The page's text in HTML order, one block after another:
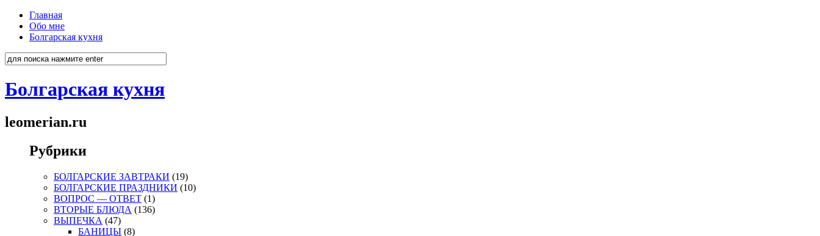
Главная
Обо мне
Болгарская кухня
Болгарская кухня
leomerian.ru
Рубрики
БОЛГАРСКИЕ ЗАВТРАКИ (19)
БОЛГАРСКИЕ ПРАЗДНИКИ (10)
ВОПРОС — ОТВЕТ (1)
ВТОРЫЕ БЛЮДА (136)
ВЫПЕЧКА (47)
БАНИЦЫ (8)